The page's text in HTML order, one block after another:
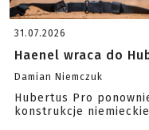
31.07.2026
Haenel wraca do
Damian Niemczuk
Hubertus Pro
konstrukcje